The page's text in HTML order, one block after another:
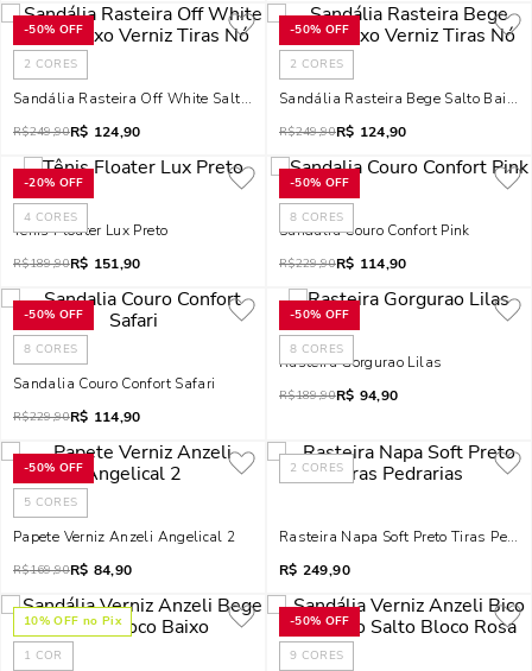
-50% OFF
2 CORES
Sandália Rasteira Off White Salto Baixo Verniz Tiras Nó
R$249,90R$ 124,90
-50% OFF
2 CORES
Sandália Rasteira Bege Salto Baixo
R$249,90R$ 124,90
-20% OFF
4 CORES
Tênis Floater Lux Preto
R$189,90R$ 151,90
-50% OFF
8 CORES
Sandalia Couro Confort Pink
R$229,90R$ 114,90
-50% OFF
8 CORES
Sandalia Couro Confort Safari
R$229,90R$ 114,90
-50% OFF
8 CORES
Rasteira Gorgurao Lilas
R$189,90R$ 94,90
-50% OFF
5 CORES
Papete Verniz Anzeli Angelical 2
R$169,90R$ 84,90
2 CORES
Rasteira Napa Soft Preto Tiras
R$ 249,90
10% OFF no Pix
1 COR
-50% OFF
9 CORES